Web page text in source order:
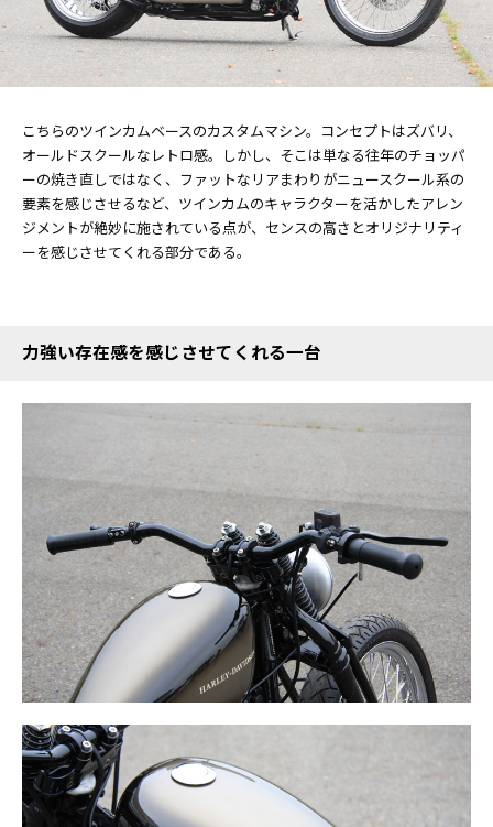
こちらのツインカムベースのカスタムマシン。コンセプトはズバリ、
オールドスクールなレトロ感。しかし、そこは単なる往年のチョッパ
ーの焼き直しではなく、ファットなリアまわりがニュースクール系の
要素を感じさせるなど、ツインカムのキャラクターを活かしたアレン
ジメントが絶妙に施されている点が、センスの高さとオリジナリティ
ーを感じさせてくれる部分である。
力強い存在感を感じさせてくれる一台